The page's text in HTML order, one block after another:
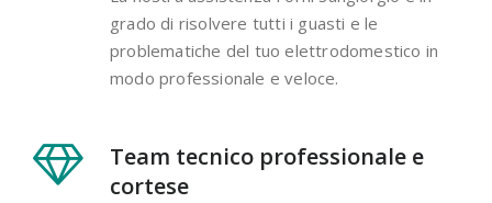
grado di risolvere tutti i guasti e le
problematiche del tuo elettrodomestico in
modo professionale e veloce.
Team tecnico professionale e
cortese